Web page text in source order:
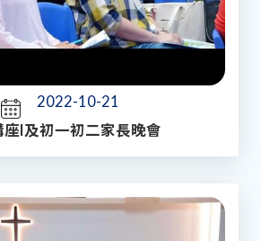
2022-10-21
座I及初一初二家長晚會